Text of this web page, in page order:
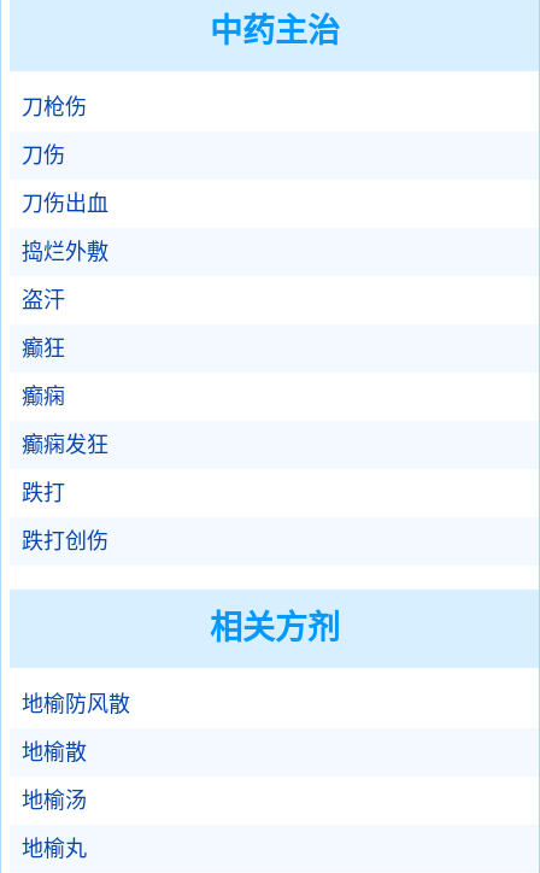
中药主治
刀枪伤
刀伤
刀伤出血
捣烂外敷
盗汗
癫狂
癫痫
癫痫发狂
跌打
跌打创伤
相关方剂
地榆防风散
地榆散
地榆汤
地榆丸